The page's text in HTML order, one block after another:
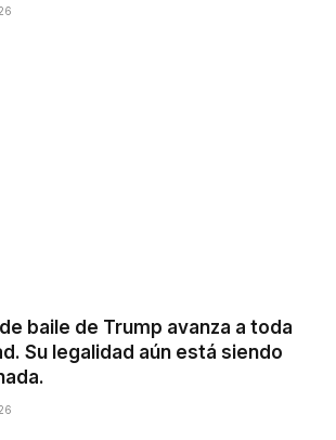
baile de Trump avanza a toda
Su legalidad aún está siendo